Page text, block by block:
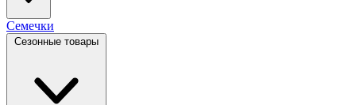
Семечки
Сезонные товары